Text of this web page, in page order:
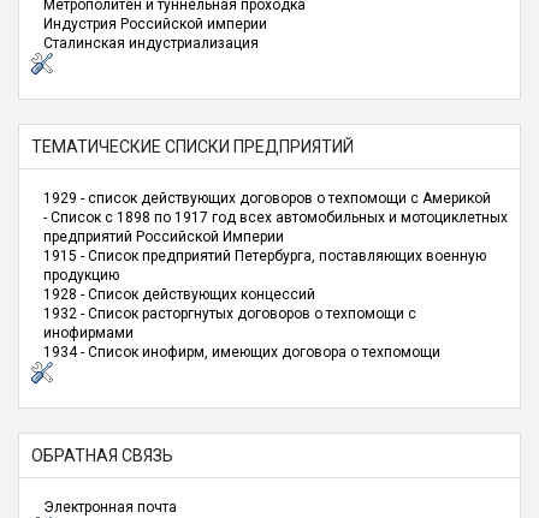
Метрополитен и туннельная проходка
Индустрия Российской империи
Сталинская индустриализация
ТЕМАТИЧЕСКИЕ СПИСКИ ПРЕДПРИЯТИЙ
1929 - список действующих договоров о техпомощи с Америкой
- Список с 1898 по 1917 год всех автомобильных и мотоциклетных
предприятий Российской Империи
1915 - Список предприятий Петербурга, поставляющих военную
продукцию
1928 - Список действующих концессий
1932 - Список расторгнутых договоров о техпомощи с
инофирмами
1934 - Список инофирм, имеющих договора о техпомощи
ОБРАТНАЯ СВЯЗЬ
Электронная почта